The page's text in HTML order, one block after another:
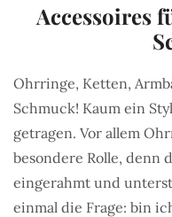
Accessoires
Ohrringe, Ketten,
Schmuck! Kaum ein
getragen. Vor allem
besondere Rolle, denn
eingerahmt und
einmal die Frage: bin